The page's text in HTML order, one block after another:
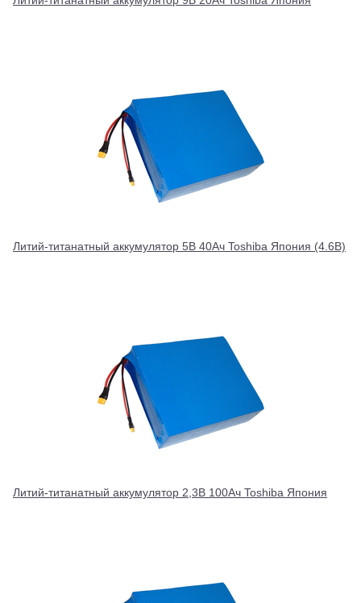
Литий-титанатный аккумулятор 5В 40Ач Toshiba Япония (4.6В)
Литий-титанатный аккумулятор 2,3В 100Ач Toshiba Япония